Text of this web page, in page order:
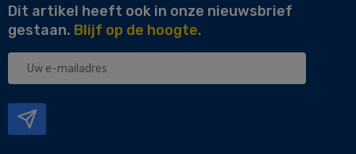
Dit artikel heeft ook in onze nieuwsbrief
gestaan. Blijf op de hoogte.
Uw